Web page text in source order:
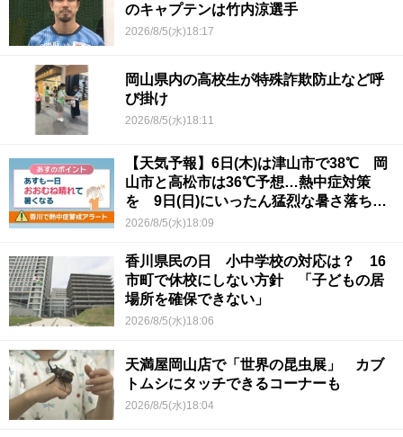
のキャプテンは竹内涼選手
2026/8/5(水)18:17
岡山県内の高校生が特殊詐欺防止など呼
び掛け
2026/8/5(水)18:11
【天気予報】6日(木)は津山市で38℃ 岡
山市と高松市は36℃予想…熱中症対策
を 9日(日)にいったん猛烈な暑さ落ち着
くか
2026/8/5(水)18:09
香川県民の日 小中学校の対応は？ 16
市町で休校にしない方針 「子どもの居
場所を確保できない」
2026/8/5(水)18:06
天満屋岡山店で「世界の昆虫展」 カブ
トムシにタッチできるコーナーも
2026/8/5(水)18:04